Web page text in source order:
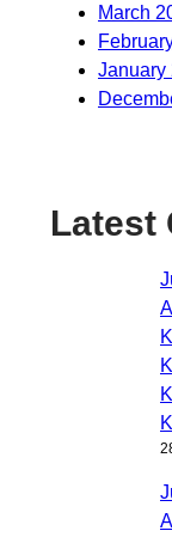
March
January
Latest